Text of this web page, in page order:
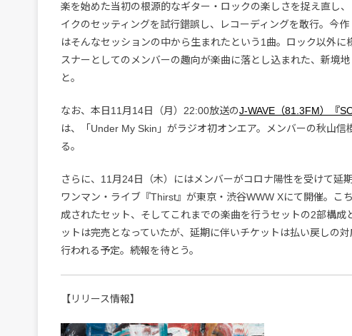
楽を始めた当初の根源的なギター・ロックの楽しさを捉え直し
イクのセッティングを試行錯誤し、レコーディングを敢行。今
はそんなセッションの中から生まれたという1曲。ロック以外に
スナーとしてのメンバーの趣向が楽曲に落とし込まれた、新境
と。
なお、本日11月14日（月）22:00放送のJ-WAVE（81.3FM）『
は、「Under My Skin」がラジオ初オンエア。メンバーの秋山信
る。
さらに、11月24日（木）にはメンバーがコロナ陽性を受けて延
ワンマン・ライブ『Thirst』が東京・渋谷WWW Xにて開催。こ
成されたセット、そしてこれまでの楽曲を行うセットの2部構成
ットは完売となっていたが、延期に伴いチケットは払い戻しの
行われる予定。続報を待とう。
【リリース情報】